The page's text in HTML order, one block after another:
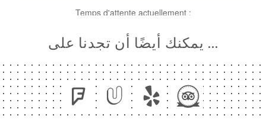
… يمكنك أيضًا أن تجدنا على